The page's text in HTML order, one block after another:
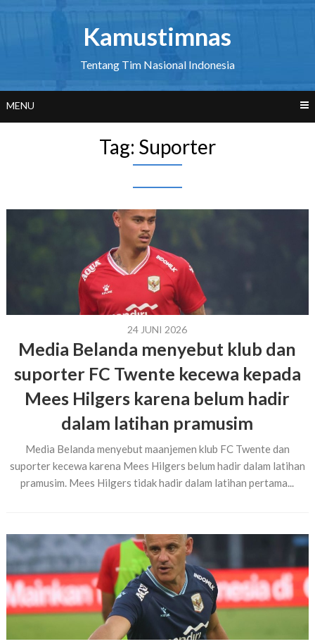
Kamustimnas
Tentang Tim Nasional Indonesia
MENU
Tag: Suporter
24 JUNI 2026
Media Belanda menyebut klub dan
suporter FC Twente kecewa kepada
Mees Hilgers karena belum hadir
dalam latihan pramusim
Media Belanda menyebut maanjemen klub FC Twente dan
suporter kecewa karena Mees Hilgers belum hadir dalam latihan
pramusim. Mees Hilgers tidak hadir dalam latihan pertama...